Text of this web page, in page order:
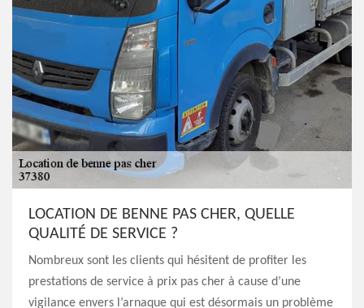
LOCATION DE BENNE PAS CHER, QUELLE
QUALITÉ DE SERVICE ?
Nombreux sont les clients qui hésitent de profiter les
prestations de service à prix pas cher à cause d’une
vigilance envers l’arnaque qui est désormais un problème